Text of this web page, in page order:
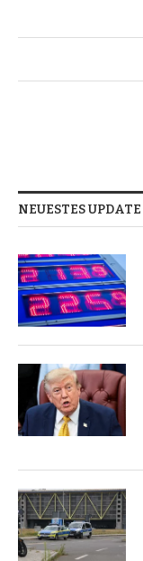
NEUESTES UPDATE